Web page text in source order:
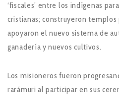
‘fiscales’ entre los indígenas
cristianas; construyeron
apoyaron el nuevo sistema de
ganadería y nuevos cultivos.
Los misioneros fueron
rarámuri al participar en sus